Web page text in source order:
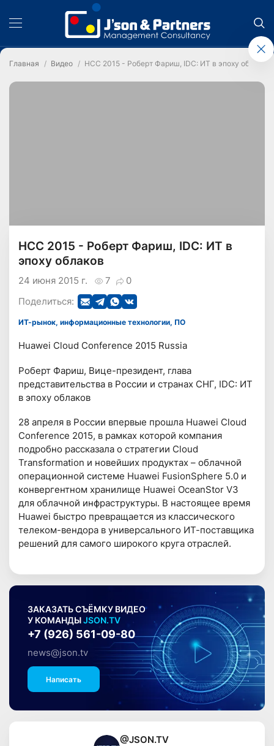
Главная Видео HCC 2015 - Роберт Фариш, IDC: ИТ в эпоху облаков
HCC 2015 - Роберт Фариш, IDC: ИТ в
эпоху облаков
7 0
24 июня 2015 г.
Поделиться:
ИТ-рынок, информационные технологии, ПО
Huawei Cloud Conference 2015 Russia
Роберт Фариш, Вице-президент, глава
представительства в России и странах СНГ, IDC: ИТ
в эпоху облаков
28 апреля в России впервые прошла Huawei Cloud
Conference 2015, в рамках которой компания
подробно рассказала о стратегии Cloud
Transformation и новейших продуктах – облачной
операционной системе Huawei FusionSphere 5.0 и
конвергентном хранилище Huawei OceanStor V3
для облачной инфраструктуры. В настоящее время
Huawei быстро превращается из классического
телеком-вендора в универсального ИТ-поставщика
решений для самого широкого круга отраслей.
ЗАКАЗАТЬ СЪЁМКУ ВИДЕО
У КОМАНДЫJSON.TV
+7 (926) 561-09-80
news@json.tv
Написать
@JSON.TV